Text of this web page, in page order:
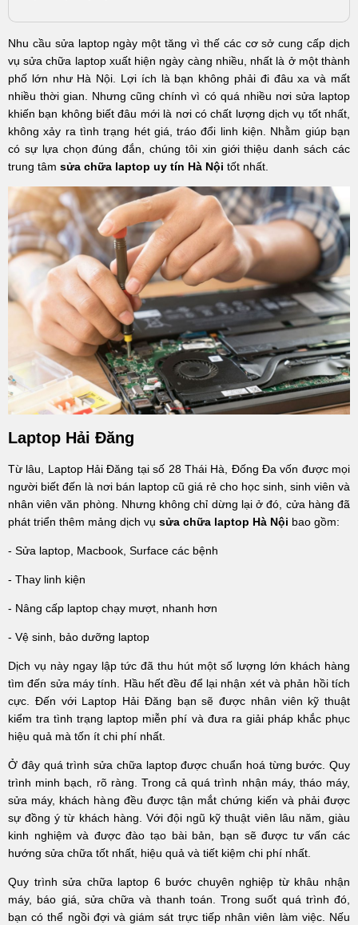
Nhu cầu sửa laptop ngày một tăng vì thế các cơ sở cung cấp dịch
vụ sửa chữa laptop xuất hiện ngày càng nhiều, nhất là ở một thành
phố lớn như Hà Nội. Lợi ích là bạn không phải đi đâu xa và mất
nhiều thời gian. Nhưng cũng chính vì có quá nhiều nơi sửa laptop
khiến bạn không biết đâu mới là nơi có chất lượng dịch vụ tốt nhất,
không xảy ra tình trạng hét giá, tráo đổi linh kiện. Nhằm giúp bạn
có sự lựa chọn đúng đắn, chúng tôi xin giới thiệu danh sách các
trung tâm sửa chữa laptop uy tín Hà Nội tốt nhất.
Laptop Hải Đăng
Từ lâu, Laptop Hải Đăng tại số 28 Thái Hà, Đống Đa vốn được mọi
người biết đến là nơi bán laptop cũ giá rẻ cho học sinh, sinh viên và
nhân viên văn phòng. Nhưng không chỉ dừng lại ở đó, cửa hàng đã
phát triển thêm mảng dịch vụ sửa chữa laptop Hà Nội bao gồm:
- Sửa laptop, Macbook, Surface các bệnh
- Thay linh kiện
- Nâng cấp laptop chạy mượt, nhanh hơn
- Vệ sinh, bảo dưỡng laptop
Dịch vụ này ngay lập tức đã thu hút một số lượng lớn khách hàng
tìm đến sửa máy tính. Hầu hết đều để lại nhận xét và phản hồi tích
cực. Đến với Laptop Hải Đăng bạn sẽ được nhân viên kỹ thuật
kiểm tra tình trạng laptop miễn phí và đưa ra giải pháp khắc phục
hiệu quả mà tốn ít chi phí nhất.
Ở đây quá trình sửa chữa laptop được chuẩn hoá từng bước. Quy
trình minh bạch, rõ ràng. Trong cả quá trình nhận máy, tháo máy,
sửa máy, khách hàng đều được tận mắt chứng kiến và phải được
sự đồng ý từ khách hàng. Với đội ngũ kỹ thuật viên lâu năm, giàu
kinh nghiệm và được đào tạo bài bản, bạn sẽ được tư vấn các
hướng sửa chữa tốt nhất, hiệu quả và tiết kiệm chi phí nhất.
Quy trình sửa chữa laptop 6 bước chuyên nghiệp từ khâu nhận
máy, báo giá, sửa chữa và thanh toán. Trong suốt quá trình đó,
bạn có thể ngồi đợi và giám sát trực tiếp nhân viên làm việc. Nếu